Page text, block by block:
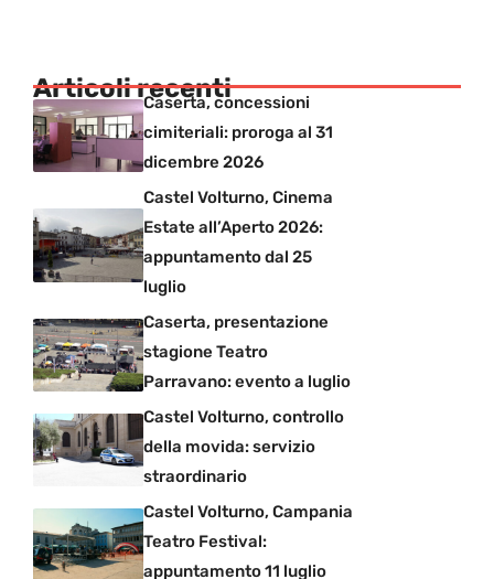
Articoli recenti
Caserta, concessioni
cimiteriali: proroga al 31
dicembre 2026
Castel Volturno, Cinema
Estate all’Aperto 2026:
appuntamento dal 25
luglio
Caserta, presentazione
stagione Teatro
Parravano: evento a luglio
Castel Volturno, controllo
della movida: servizio
straordinario
Castel Volturno, Campania
Teatro Festival:
appuntamento 11 luglio